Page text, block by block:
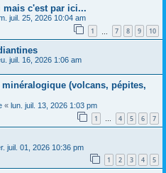
mais c'est par ici...
juil. 25, 2026 10:04 am
1 7 8 9 10
juil. 16, 2026 1:06 am
(volcans, pépites,
« lun. juil. 13, 2026 1:03 pm
1 … 4 5 6 7
juil. 01, 2026 10:36 pm
1 2 3 4 5